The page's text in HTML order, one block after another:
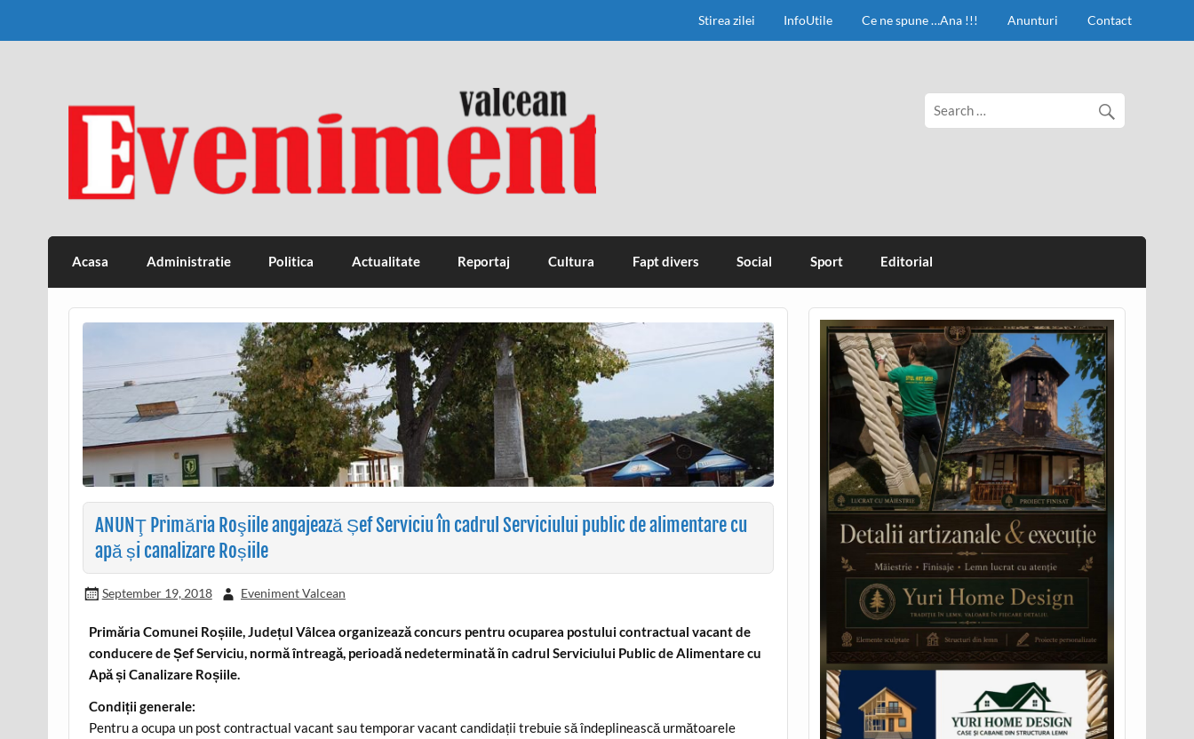
Stirea zilei InfoUtile Ce ne spune …Ana !!! Anunturi Contact
Eveniment Valcean
Acasa Administratie Politica Actualitate Reportaj Cultura Fapt divers Social Sport Editorial
ANUNŢ Primăria Roşiile angajează Șef Serviciu în cadrul Serviciului public de alimentare cu
apă și canalizare Roșiile
September 19, 2018 Eveniment Valcean
Primăria Comunei Roșiile, Județul Vâlcea organizează concurs pentru ocuparea postului contractual vacant de
conducere de Șef Serviciu, normă întreagă, perioadă nedeterminată în cadrul Serviciului Public de Alimentare cu
Apă și Canalizare Roșiile.
Condiții generale:
Pentru a ocupa un post contractual vacant sau temporar vacant candidații trebuie să îndeplinească următoarele